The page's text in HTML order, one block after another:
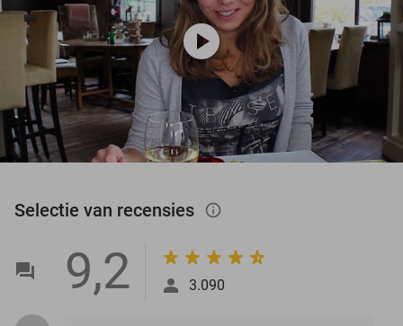
play_circle
Selectie van recensies info_outlined
9,2 3.090